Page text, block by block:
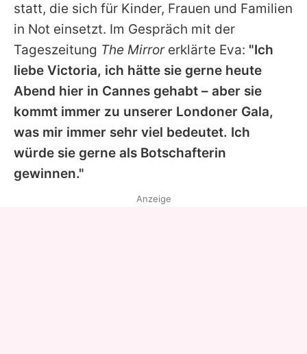
Datenschutzerklärung
Nutzungsbedingungen
Utiq verwalten
statt, die sich für Kinder, Frauen und Familien
in Not einsetzt. Im Gespräch mit der
Tageszeitung The Mirrorerklärte Eva: "Ich
liebe Victoria, ich hätte sie gerne heute
Abend hier in Cannes gehabt – aber sie
kommt immer zu unserer Londoner Gala,
was mir immer sehr viel bedeutet. Ich
würde sie gerne als Botschafterin
gewinnen."
Anzeige